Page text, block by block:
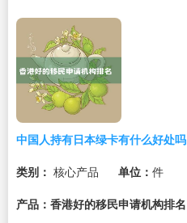
中国人持有日本绿卡有什么好处吗
类别： 核心产品 单位： 件
产品：香港好的移民申请机构排名